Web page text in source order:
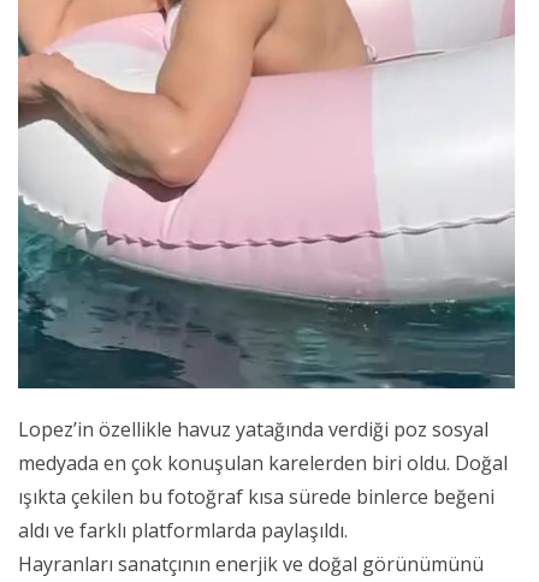
Lopez’in özellikle havuz yatağında verdiği poz sosyal
medyada en çok konuşulan karelerden biri oldu. Doğal
ışıkta çekilen bu fotoğraf kısa sürede binlerce beğeni
aldı ve farklı platformlarda paylaşıldı.
Hayranları sanatçının enerjik ve doğal görünümünü